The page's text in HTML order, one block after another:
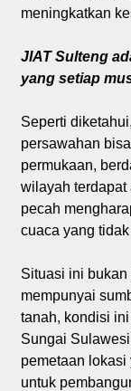
meningkatkan
JIAT Sulteng
yang setiap
Seperti
persawahan
permukaan,
wilayah terdapat
pecah
cuaca yang
Situasi ini
mempunyai
tanah, kondisi
Sungai
pemetaan
untuk